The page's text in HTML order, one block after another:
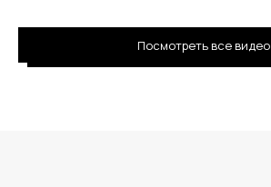
Посмотреть все видео